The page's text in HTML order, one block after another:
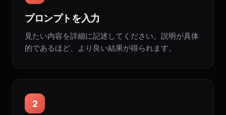
プロンプトを入力
見たい内容を詳細に記述してください。説明が具体
的であるほど、より良い結果が得られます。
2